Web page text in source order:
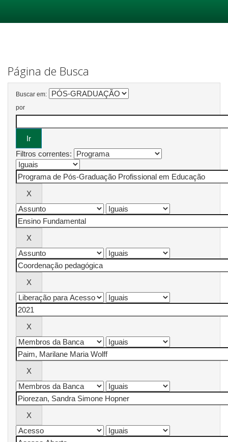
Página de Busca
Buscar em:
por
Filtros correntes: